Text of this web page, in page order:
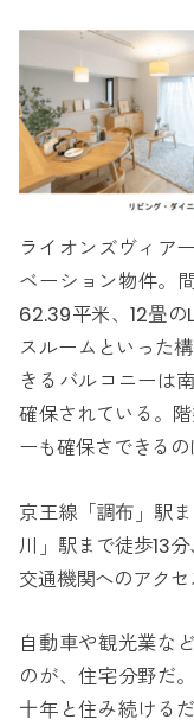
ライオンズヴィア
ベーション物件。
62.39平米、12畳
スルームといった
きるバルコニーは
確保されている。
ーも確保さできるの
京王線「調布」駅
川」駅まで徒歩13
交通機関へのアク
自動車や観光業な
のが、住宅分野だ
十年と住み続ける